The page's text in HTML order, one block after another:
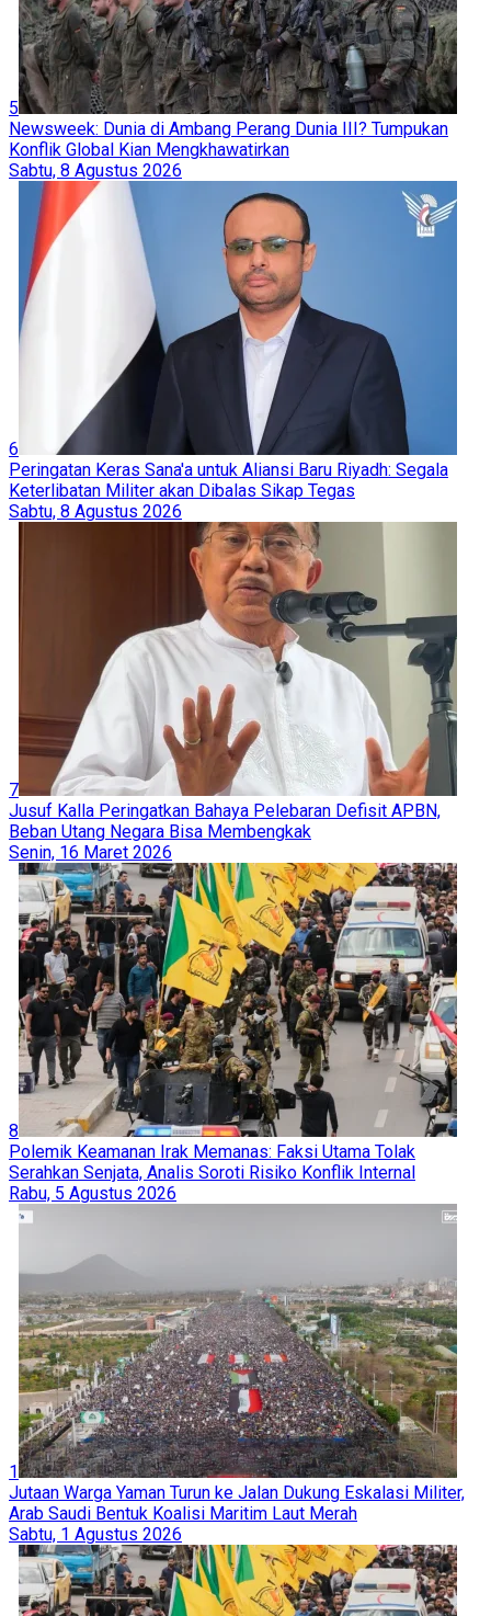
5
Newsweek: Dunia di Ambang Perang Dunia III? Tumpukan
Konflik Global Kian Mengkhawatirkan
Sabtu, 8 Agustus 2026
6
Peringatan Keras Sana'a untuk Aliansi Baru Riyadh: Segala
Keterlibatan Militer akan Dibalas Sikap Tegas
Sabtu, 8 Agustus 2026
7
Jusuf Kalla Peringatkan Bahaya Pelebaran Defisit APBN,
Beban Utang Negara Bisa Membengkak
Senin, 16 Maret 2026
8
Polemik Keamanan Irak Memanas: Faksi Utama Tolak
Serahkan Senjata, Analis Soroti Risiko Konflik Internal
Rabu, 5 Agustus 2026
1
Jutaan Warga Yaman Turun ke Jalan Dukung Eskalasi Militer,
Arab Saudi Bentuk Koalisi Maritim Laut Merah
Sabtu, 1 Agustus 2026